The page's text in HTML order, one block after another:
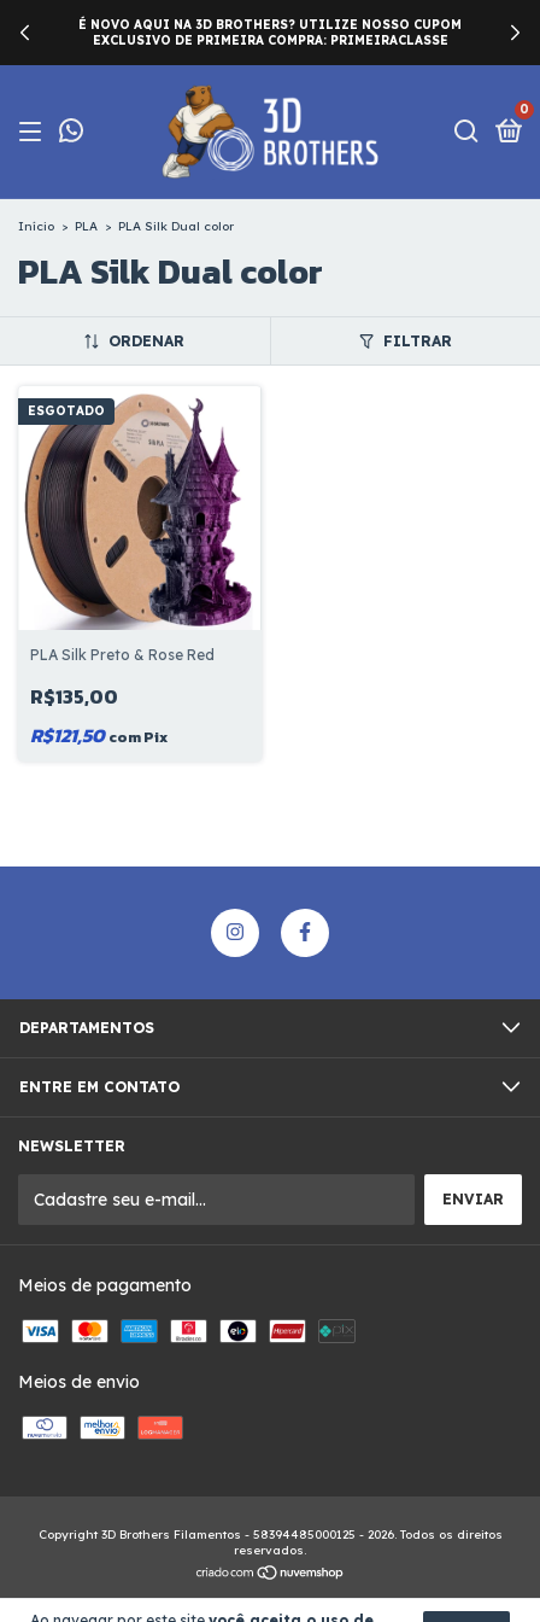
É NOVO AQUI NA 3D BROTHERS? UTILIZE NOSSO CUPOM
EXCLUSIVO DE PRIMEIRA COMPRA: PRIMEIRACLASSE
0
Início > PLA > PLA Silk Dual color
PLA Silk Dual color
ORDENAR FILTRAR
ESGOTADO
PLA Silk Preto & Rose Red
R$135,00
R$121,50comPix
DEPARTAMENTOS
ENTRE EM CONTATO
NEWSLETTER
Meios de pagamento
Meios de envio
Copyright 3D Brothers Filamentos - 58394485000125 - 2026. Todos os direitos
reservados.